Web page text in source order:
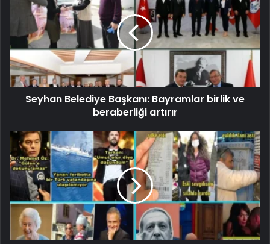
Seyhan Belediye Başkanı: Bayramlar birlik ve
beraberliği artırır